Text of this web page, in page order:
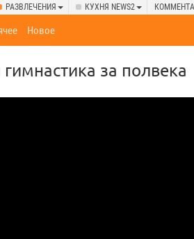
РАЗВЛЕЧЕНИЯ КУХНЯ NEWS2
Новое
за полвека